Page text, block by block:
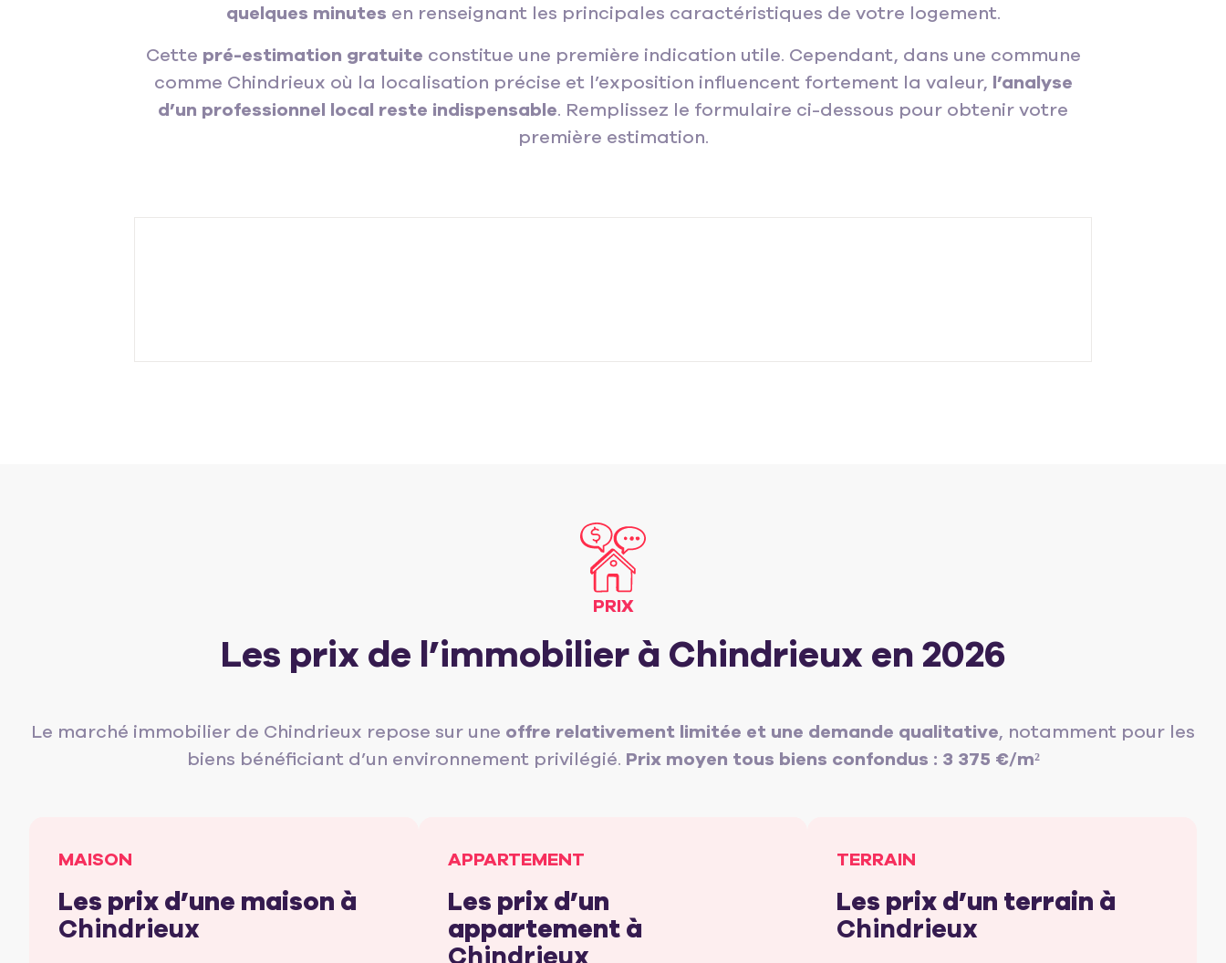
quelques minutes en renseignant les principales caractéristiques de votre logement.
Cette pré-estimation gratuite constitue une première indication utile. Cependant, dans une commune
comme Chindrieux où la localisation précise et l’exposition influencent fortement la valeur, l’analyse
d’un professionnel local reste indispensable. Remplissez le formulaire ci-dessous pour obtenir votre
première estimation.
PRIX
Les prix de l’immobilier à Chindrieux en 2026
Le marché immobilier de Chindrieux repose sur une offre relativement limitée et une demande qualitative, notamment pour les
biens bénéficiant d’un environnement privilégié. Prix moyen tous biens confondus : 3 375 €/m²
MAISON
Les prix d’une maison à
Chindrieux
APPARTEMENT
Les prix d’un
appartement à
TERRAIN
Les prix d’un terrain à
Chindrieux